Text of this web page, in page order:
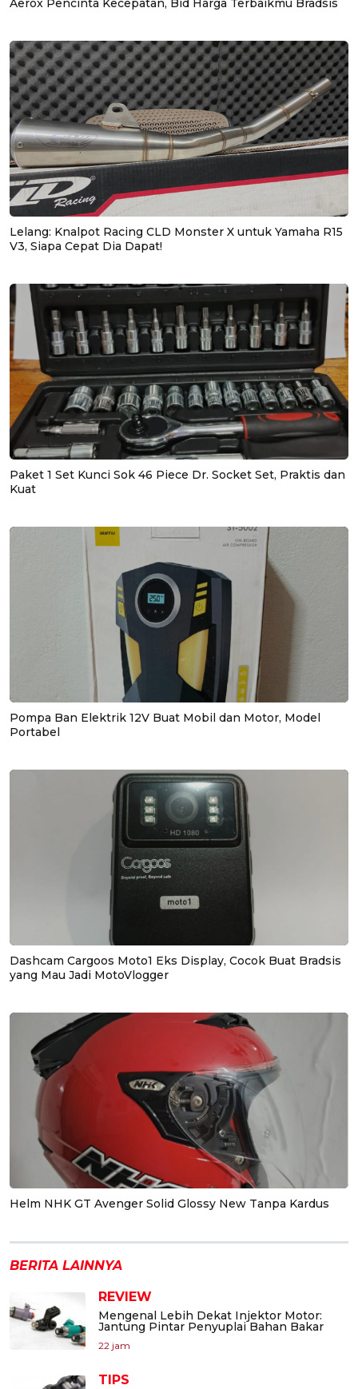
Aerox Pencinta Kecepatan, Bid Harga Terbaikmu Bradsis
Lelang: Knalpot Racing CLD Monster X untuk Yamaha R15
V3, Siapa Cepat Dia Dapat!
Paket 1 Set Kunci Sok 46 Piece Dr. Socket Set, Praktis dan
Kuat
Pompa Ban Elektrik 12V Buat Mobil dan Motor, Model
Portabel
Dashcam Cargoos Moto1 Eks Display, Cocok Buat Bradsis
yang Mau Jadi MotoVlogger
Helm NHK GT Avenger Solid Glossy New Tanpa Kardus
BERITA LAINNYA
REVIEW
Mengenal Lebih Dekat Injektor Motor:
Jantung Pintar Penyuplai Bahan Bakar
22 jam
TIPS